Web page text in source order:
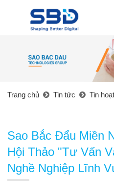
Trang chủ Tin tức Tin
Sao Bắc Đẩu Miền
Hội Thảo "Tư Vấn
Nghề Nghiệp Lĩnh